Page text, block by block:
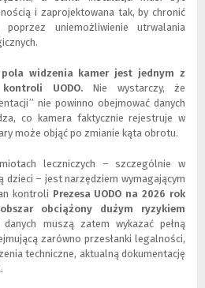
)
i zaprojektowana tak, by chronić
uniemożliwienie utrwalania
widzenia kamer jest jednym z
UODO.Nie wystarczy, że
nie powinno obejmować danych
co kamera faktycznie rejestruje w
może objąć po zmianie kąta obrotu.
leczniczych – szczególnie w
dzieci – jest narzędziem wymagającym
kontroli Prezesa UODO na 2026 rok
obciążony dużym ryzykiem
muszą zatem wykazać pełną
zarówno przesłanki legalności,
techniczne, aktualną dokumentację